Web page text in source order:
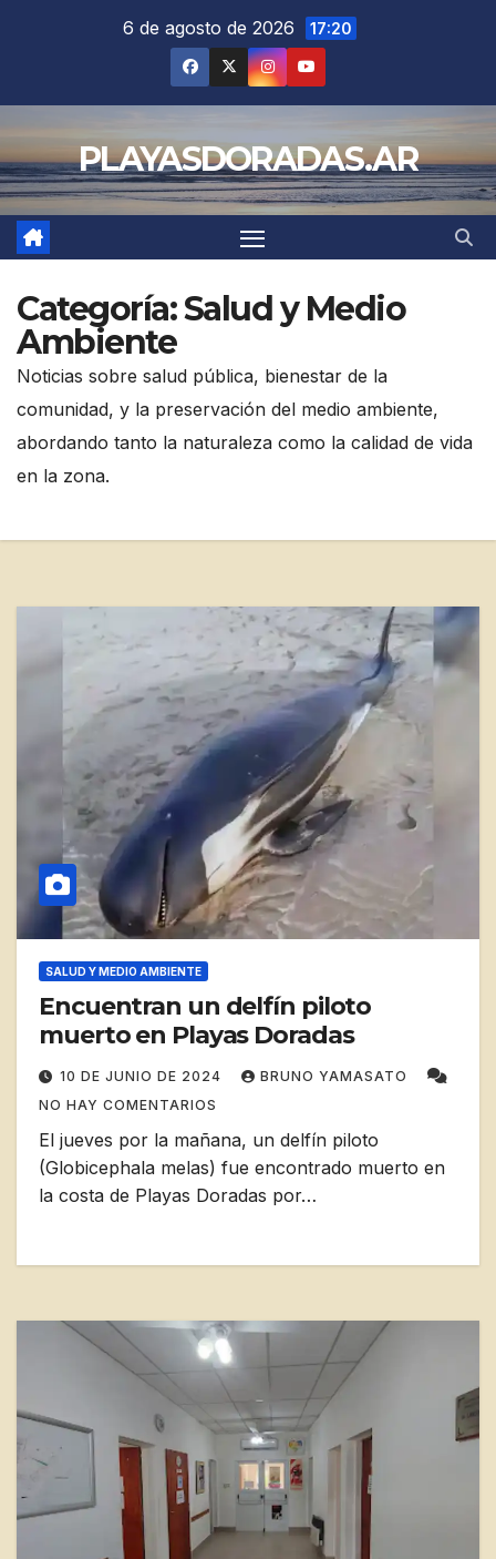
6 de agosto de 2026 17:20
PLAYASDORADAS.AR
Categoría:Salud y Medio
Ambiente
Noticias sobre salud pública, bienestar de la
comunidad, y la preservación del medio ambiente,
abordando tanto la naturaleza como la calidad de vida
en la zona.
SALUD Y MEDIO AMBIENTE
Encuentran un delfín piloto
muerto en Playas Doradas
10 DE JUNIO DE 2024
BRUNO YAMASATO
NO HAY COMENTARIOS
El jueves por la mañana, un delfín piloto
(Globicephala melas) fue encontrado muerto en
la costa de Playas Doradas por…